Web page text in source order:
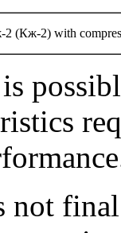
2) with
not